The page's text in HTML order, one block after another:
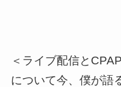
＜ライブ配信と
について今、僕が語